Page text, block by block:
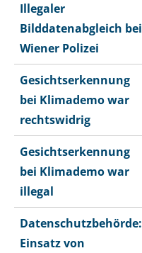
Illegaler
Bilddatenabgleich bei
Wiener Polizei
Gesichtserkennung
bei Klimademo war
rechtswidrig
Gesichtserkennung
bei Klimademo war
illegal
Datenschutzbehörde:
Einsatz von